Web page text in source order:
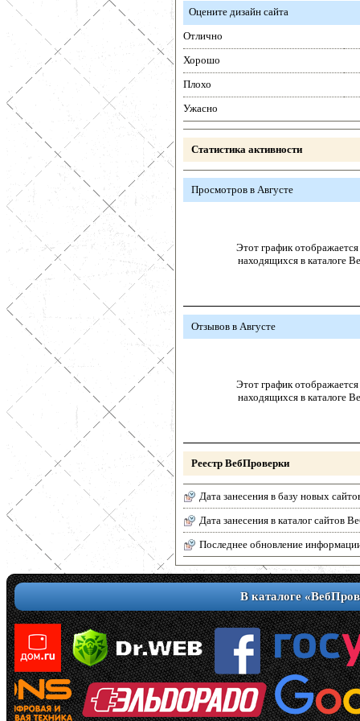
Оцените дизайн сайта
Отлично
Хорошо
Плохо
Ужасно
Статистика активности
Просмотров в Августе
Этот график отображается
находящихся в каталоге
Отзывов в Августе
Этот график отображается
находящихся в каталоге
Реестр ВебПроверки
Дата занесения в базу новых
Дата занесения в каталог сайтов
Последнее обновление
В каталоге